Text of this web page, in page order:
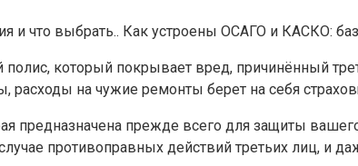
который покрывает вред, причинённый
расходы на чужие ремонты берет на себя
предназначена прежде всего для защиты
противоправных действий третьих лиц, и